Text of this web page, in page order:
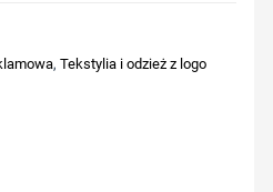
,Tekstylia i odzież z logo